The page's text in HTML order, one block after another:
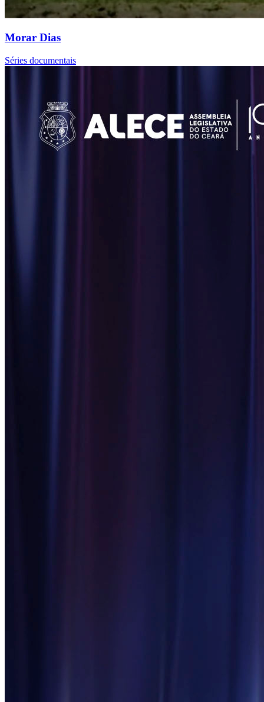
Morar Dias
Séries documentais